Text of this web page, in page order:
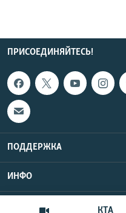
КТА
ПРИСОЕДИНЯЙТЕСЬ!
ПОДДЕРЖКА
ИНФО
Copyright
UTC+3